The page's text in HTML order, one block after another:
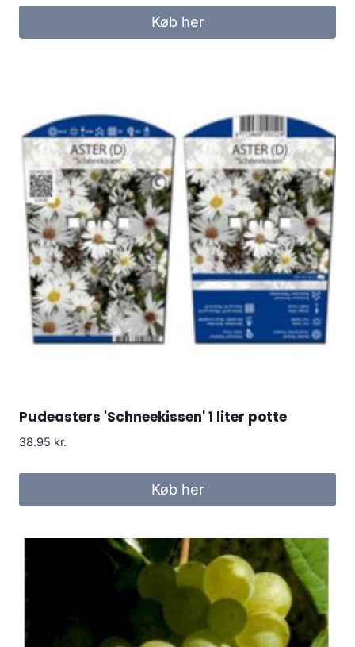
Køb her
Pudeasters 'Schneekissen' 1 liter potte
38.95 kr.
Køb her